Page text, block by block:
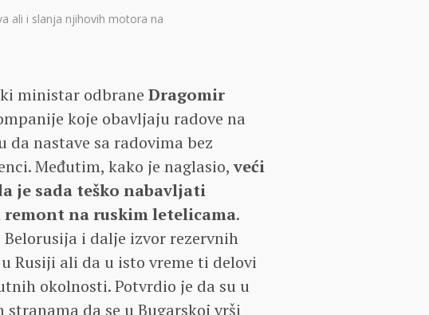
ali i slanja njihovih motora na
ministar odbrane Dragomir
koje obavljaju radove na
nastave sa radovima bez
Međutim, kako je naglasio,veći
je sada teško nabavljati
remont na ruskim letelicama.
i dalje izvor rezervnih
Rusiji ali da u isto vreme ti delovi
okolnosti. Potvrdio je da su u
da se u Bugarskoj vrši